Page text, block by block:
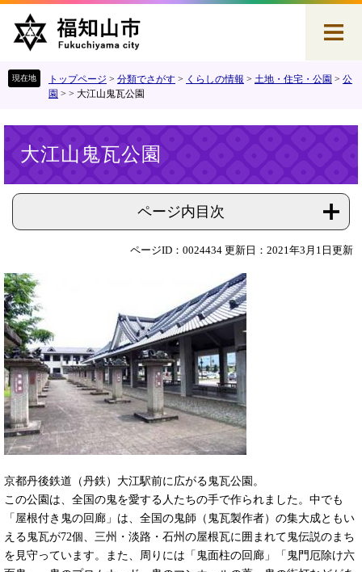
す
し
トップページ > 分類でさがす > くらしの情報 > 土地・住宅・公園 > 公
園 > > 大江山鬼瓦公園
大江山鬼瓦公園
ページ内目次
ページID：0024434 更新日：2021年3月1日更新
京都丹後鉄道（丹鉄）大江駅前に広がる鬼瓦公園。
この公園は、全国の鬼を愛する人たちの手で作られました。中でも
「屋根付き鬼の回廊」は、全国の鬼師（鬼瓦製作者）の集大成ともい
える鬼瓦が72個、三州・淡路・石州の屋根瓦に囲まれて鬼伝説のまち
を見守っています。また、周りには「鬼面柱の回廊」「鬼門厄除け六